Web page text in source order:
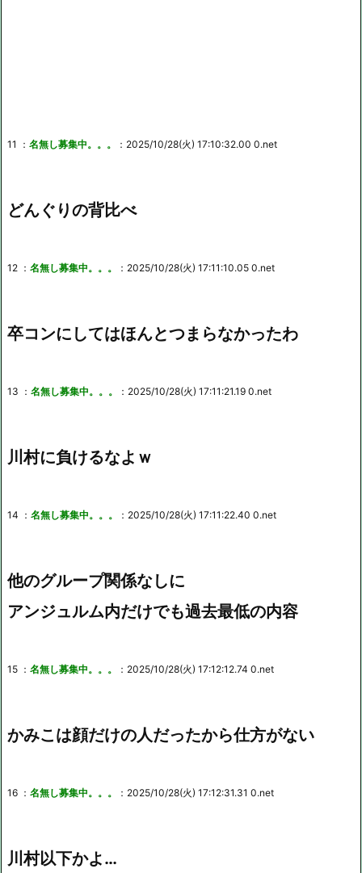
11 ： 名無し募集中。。。 ：2025/10/28(火) 17:10:32.00 0.net
どんぐりの背比べ
12 ： 名無し募集中。。。 ：2025/10/28(火) 17:11:10.05 0.net
卒コンにしてはほんとつまらなかったわ
13 ： 名無し募集中。。。 ：2025/10/28(火) 17:11:21.19 0.net
川村に負けるなよｗ
14 ： 名無し募集中。。。 ：2025/10/28(火) 17:11:22.40 0.net
他のグループ関係なしに
アンジュルム内だけでも過去最低の内容
15 ： 名無し募集中。。。 ：2025/10/28(火) 17:12:12.74 0.net
かみこは顔だけの人だったから仕方がない
16 ： 名無し募集中。。。 ：2025/10/28(火) 17:12:31.31 0.net
川村以下かよ…